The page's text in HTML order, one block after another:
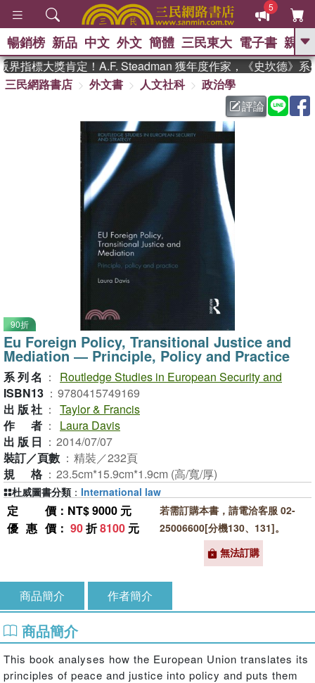
5
GO
熱搜： 東野圭吾 、 高希均教授回憶錄
父親節 、 如果歷
暑期推薦 、 國際布克
獎 臺灣漫遊錄
、 方念華
登輝時代
數學女孩：黎曼猜想
偉大的迷走神經
暢銷榜 新品 中文 外文 簡體 三民東大 電子書 親子
指標大獎肯定！A.F. Steadman 獲年度作家，《史坎德》系
三民網路書店
外文書 人文社科
政治學
評論
90折
Eu Foreign Policy, Transitional Justice and
Mediation ― Principle, Policy and Practice
系列名 ：
Routledge Studies in European Security and
ISBN13 ： 9780415749169
出版社 ： Taylor & Francis
作者 ：
Laura Davis
出版日 ： 2014/07/07
裝訂／頁數 ： 精裝／232頁
規格 ： 23.5cm*15.9cm*1.9cm (高/寬/厚)
定價 ：NT$ 9000 元
優惠價 ： 90折8100 元
若需訂購本書，請電洽客服 02-
25006600[分機130、131]。
無法訂購
杜威圖書分類 ： International law
商品簡介 作者簡介
商品簡介
This book analyses how the European Union translates its
principles of peace and justice into policy and puts them